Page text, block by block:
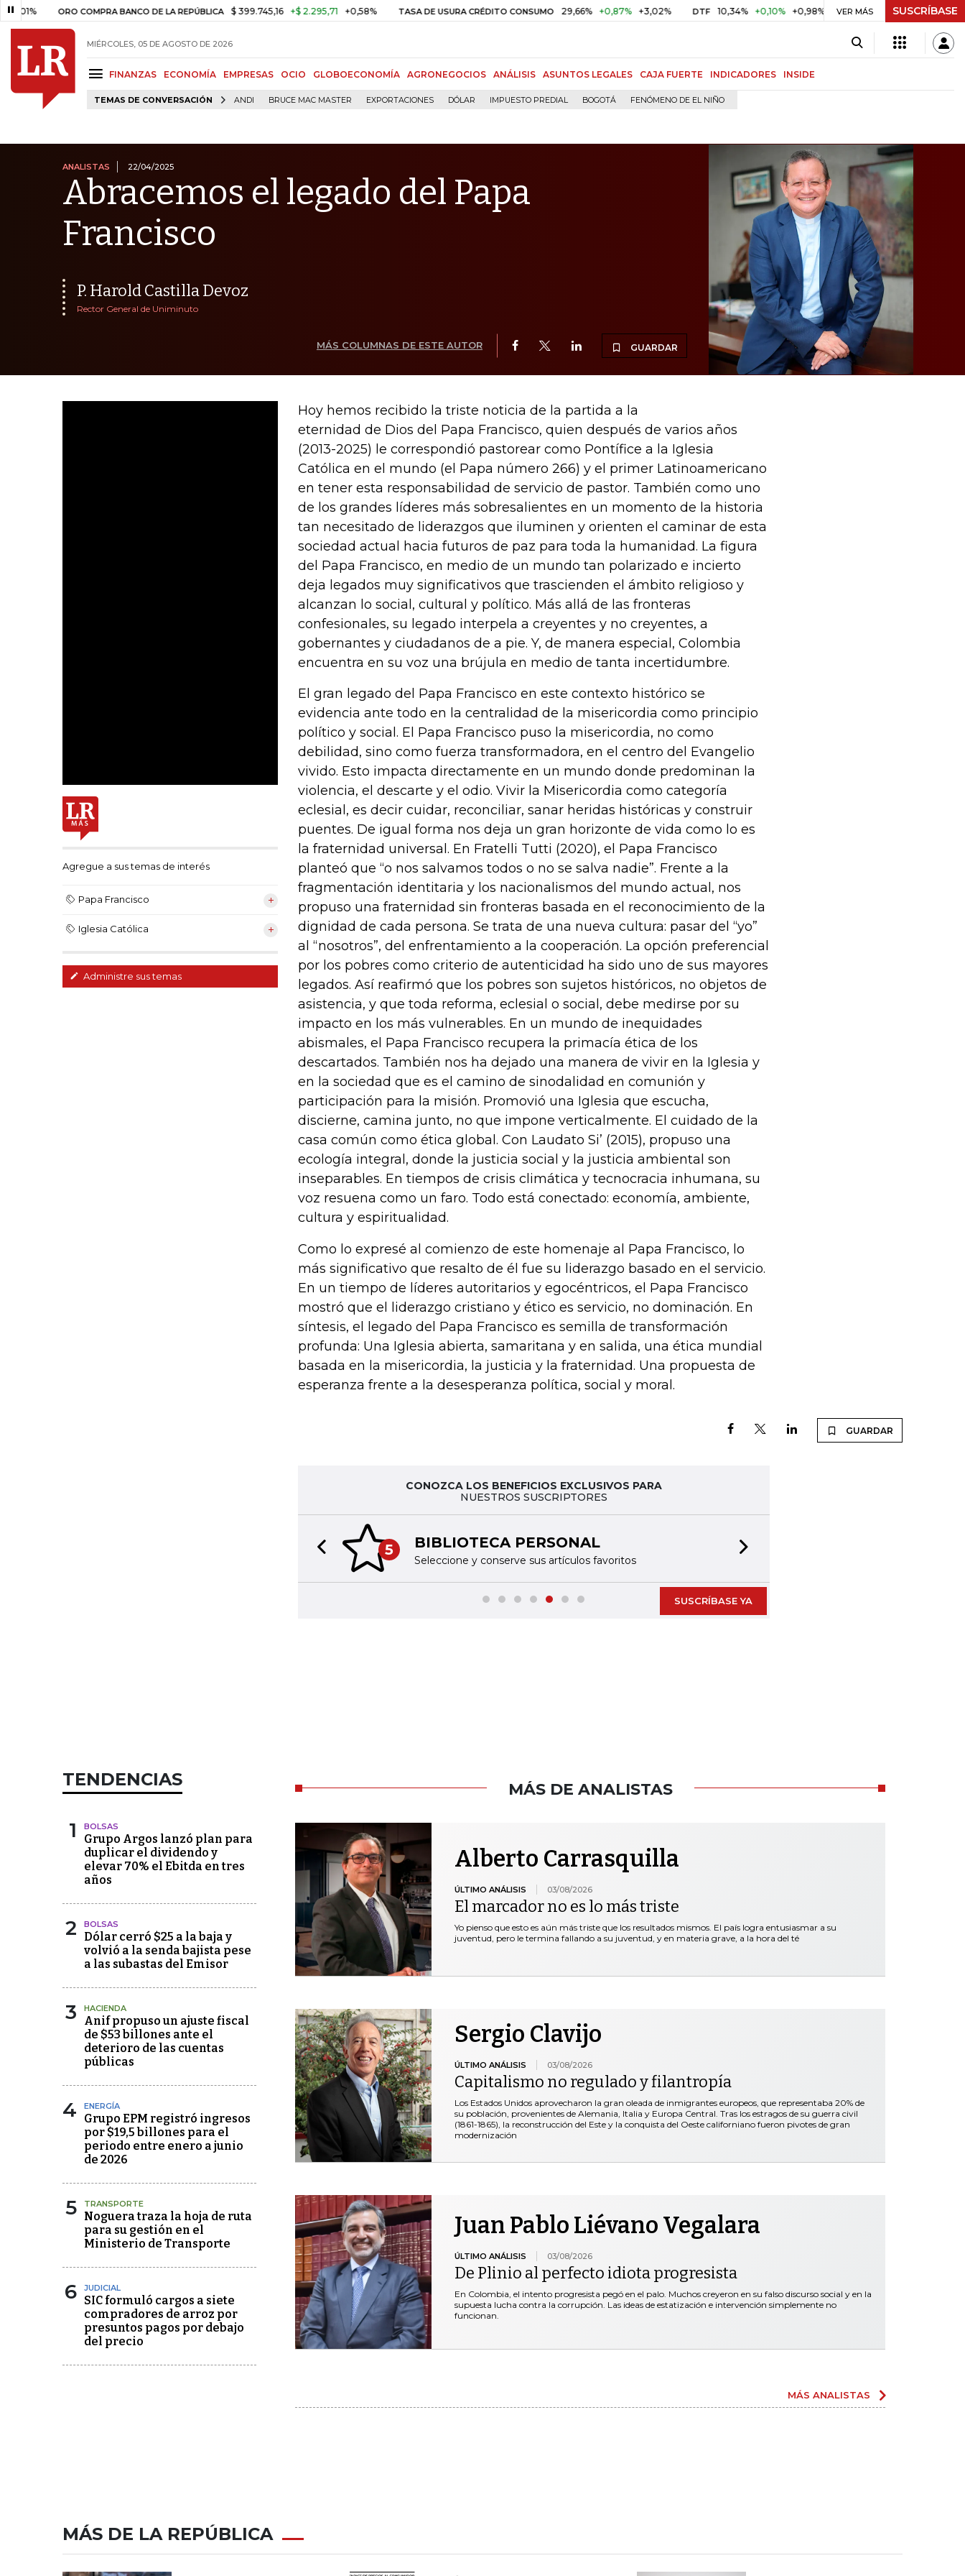
ORO COMPRA BANCO DE LA REPÚBLICA $ 399.745,16 +$ 2.295,71 +0,58% TASA DE USURA CRÉDITO CONSUMO 29,66% +0,87% +3,02% DTF 10,34% +0,10% +0,98% UVR $ 416,81 +$ 0,05 +0,01%
VER MÁS SUSCRÍBASE
MIÉRCOLES, 05 DE AGOSTO DE 2026
FINANZAS ECONOMÍA EMPRESAS OCIO GLOBOECONOMÍA AGRONEGOCIOS ANÁLISIS ASUNTOS LEGALES CAJA FUERTE INDICADORES INSIDE
TEMAS DE CONVERSACIÓN ANDI BRUCE MAC MASTER EXPORTACIONES DÓLAR IMPUESTO PREDIAL BOGOTÁ FENÓMENO DE EL NIÑO
ANALISTAS 22/04/2025
Abracemos el legado del Papa
Francisco
P. Harold Castilla Devoz
Rector General de Uniminuto
MÁS COLUMNAS DE ESTE AUTOR GUARDAR
Agregue a sus temas de interés
Papa Francisco
Iglesia Católica
Administre sus temas
Hoy hemos recibido la triste noticia de la partida a la
eternidad de Dios del Papa Francisco, quien después de varios años
(2013-2025) le correspondió pastorear como Pontífice a la Iglesia
Católica en el mundo (el Papa número 266) y el primer Latinoamericano
en tener esta responsabilidad de servicio de pastor. También como uno
de los grandes líderes más sobresalientes en un momento de la historia
tan necesitado de liderazgos que iluminen y orienten el caminar de esta
sociedad actual hacia futuros de paz para toda la humanidad. La figura
del Papa Francisco, en medio de un mundo tan polarizado e incierto
deja legados muy significativos que trascienden el ámbito religioso y
alcanzan lo social, cultural y político. Más allá de las fronteras
confesionales, su legado interpela a creyentes y no creyentes, a
gobernantes y ciudadanos de a pie. Y, de manera especial, Colombia
encuentra en su voz una brújula en medio de tanta incertidumbre.
El gran legado del Papa Francisco en este contexto histórico se
evidencia ante todo en la centralidad de la misericordia como principio
político y social. El Papa Francisco puso la misericordia, no como
debilidad, sino como fuerza transformadora, en el centro del Evangelio
vivido. Esto impacta directamente en un mundo donde predominan la
violencia, el descarte y el odio. Vivir la Misericordia como categoría
eclesial, es decir cuidar, reconciliar, sanar heridas históricas y construir
puentes. De igual forma nos deja un gran horizonte de vida como lo es
la fraternidad universal. En Fratelli Tutti (2020), el Papa Francisco
planteó que “o nos salvamos todos o no se salva nadie”. Frente a la
fragmentación identitaria y los nacionalismos del mundo actual, nos
propuso una fraternidad sin fronteras basada en el reconocimiento de la
dignidad de cada persona. Se trata de una nueva cultura: pasar del “yo”
al “nosotros”, del enfrentamiento a la cooperación. La opción preferencial
por los pobres como criterio de autenticidad ha sido uno de sus mayores
legados. Así reafirmó que los pobres son sujetos históricos, no objetos de
asistencia, y que toda reforma, eclesial o social, debe medirse por su
impacto en los más vulnerables. En un mundo de inequidades
abismales, el Papa Francisco recupera la primacía ética de los
descartados. También nos ha dejado una manera de vivir en la Iglesia y
en la sociedad que es el camino de sinodalidad en comunión y
participación para la misión. Promovió una Iglesia que escucha,
discierne, camina junto, no que impone verticalmente. El cuidado de la
casa común como ética global. Con Laudato Si’ (2015), propuso una
ecología integral, donde la justicia social y la justicia ambiental son
inseparables. En tiempos de crisis climática y tecnocracia inhumana, su
voz resuena como un faro. Todo está conectado: economía, ambiente,
cultura y espiritualidad.
Como lo expresé al comienzo de este homenaje al Papa Francisco, lo
más significativo que resalto de él fue su liderazgo basado en el servicio.
En un tiempo de líderes autoritarios y egocéntricos, el Papa Francisco
mostró que el liderazgo cristiano y ético es servicio, no dominación. En
síntesis, el legado del Papa Francisco es semilla de transformación
profunda: Una Iglesia abierta, samaritana y en salida, una ética mundial
basada en la misericordia, la justicia y la fraternidad. Una propuesta de
esperanza frente a la desesperanza política, social y moral.
GUARDAR
CONOZCA LOS BENEFICIOS EXCLUSIVOS PARA
NUESTROS SUSCRIPTORES
5 BIBLIOTECA PERSONAL
Seleccione y conserve sus artículos favoritos
Previous slide
SUSCRÍBASE YA
TENDENCIAS
1 BOLSAS
Grupo Argos lanzó plan para
duplicar el dividendo y
elevar 70% el Ebitda en tres
años
2 BOLSAS
Dólar cerró $25 a la baja y
volvió a la senda bajista pese
a las subastas del Emisor
3 HACIENDA
Anif propuso un ajuste fiscal
de $53 billones ante el
deterioro de las cuentas
públicas
4 ENERGÍA
Grupo EPM registró ingresos
por $19,5 billones para el
periodo entre enero a junio
de 2026
5 TRANSPORTE
Noguera traza la hoja de ruta
para su gestión en el
Ministerio de Transporte
6 JUDICIAL
SIC formuló cargos a siete
compradores de arroz por
presuntos pagos por debajo
del precio
MÁS DE ANALISTAS
Alberto Carrasquilla
ÚLTIMO ANÁLISIS 03/08/2026
El marcador no es lo más triste
Yo pienso que esto es aún más triste que los resultados mismos. El país logra entusiasmar a su
juventud, pero le termina fallando a su juventud, y en materia grave, a la hora del té
Sergio Clavijo
ÚLTIMO ANÁLISIS 03/08/2026
Capitalismo no regulado y filantropía
Los Estados Unidos aprovecharon la gran oleada de inmigrantes europeos, que representaba 20% de
su población, provenientes de Alemania, Italia y Europa Central. Tras los estragos de su guerra civil
(1861-1865), la reconstrucción del Este y la conquista del Oeste californiano fueron pivotes de gran
modernización
Juan Pablo Liévano Vegalara
ÚLTIMO ANÁLISIS 03/08/2026
De Plinio al perfecto idiota progresista
En Colombia, el intento progresista pegó en el palo. Muchos creyeron en su falso discurso social y en la
supuesta lucha contra la corrupción. Las ideas de estatización e intervención simplemente no
funcionan.
MÁS ANALISTAS
MÁS DE LA REPÚBLICA